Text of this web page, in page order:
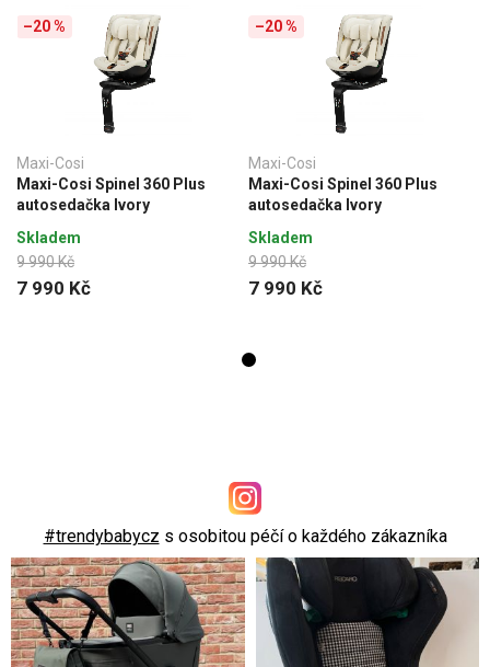
–20 %
Maxi-Cosi
Maxi-Cosi Spinel 360 Plus
autosedačka Ivory
9 990 Kč
7 990 Kč
Skladem
–20 %
Maxi-Cosi
Maxi-Cosi Spinel 360 Plus
autosedačka Ivory
9 990 Kč
7 990 Kč
Skladem
#trendybabycz s osobitou péčí o každého zákazníka